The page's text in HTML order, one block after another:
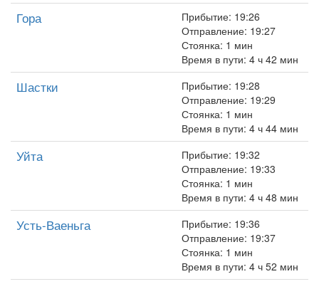
Гора
Прибытие: 19:26
Отправление: 19:27
Стоянка: 1 мин
Время в пути: 4 ч 42 мин
Шастки
Прибытие: 19:28
Отправление: 19:29
Стоянка: 1 мин
Время в пути: 4 ч 44 мин
Уйта
Прибытие: 19:32
Отправление: 19:33
Стоянка: 1 мин
Время в пути: 4 ч 48 мин
Усть-Ваеньга
Прибытие: 19:36
Отправление: 19:37
Стоянка: 1 мин
Время в пути: 4 ч 52 мин